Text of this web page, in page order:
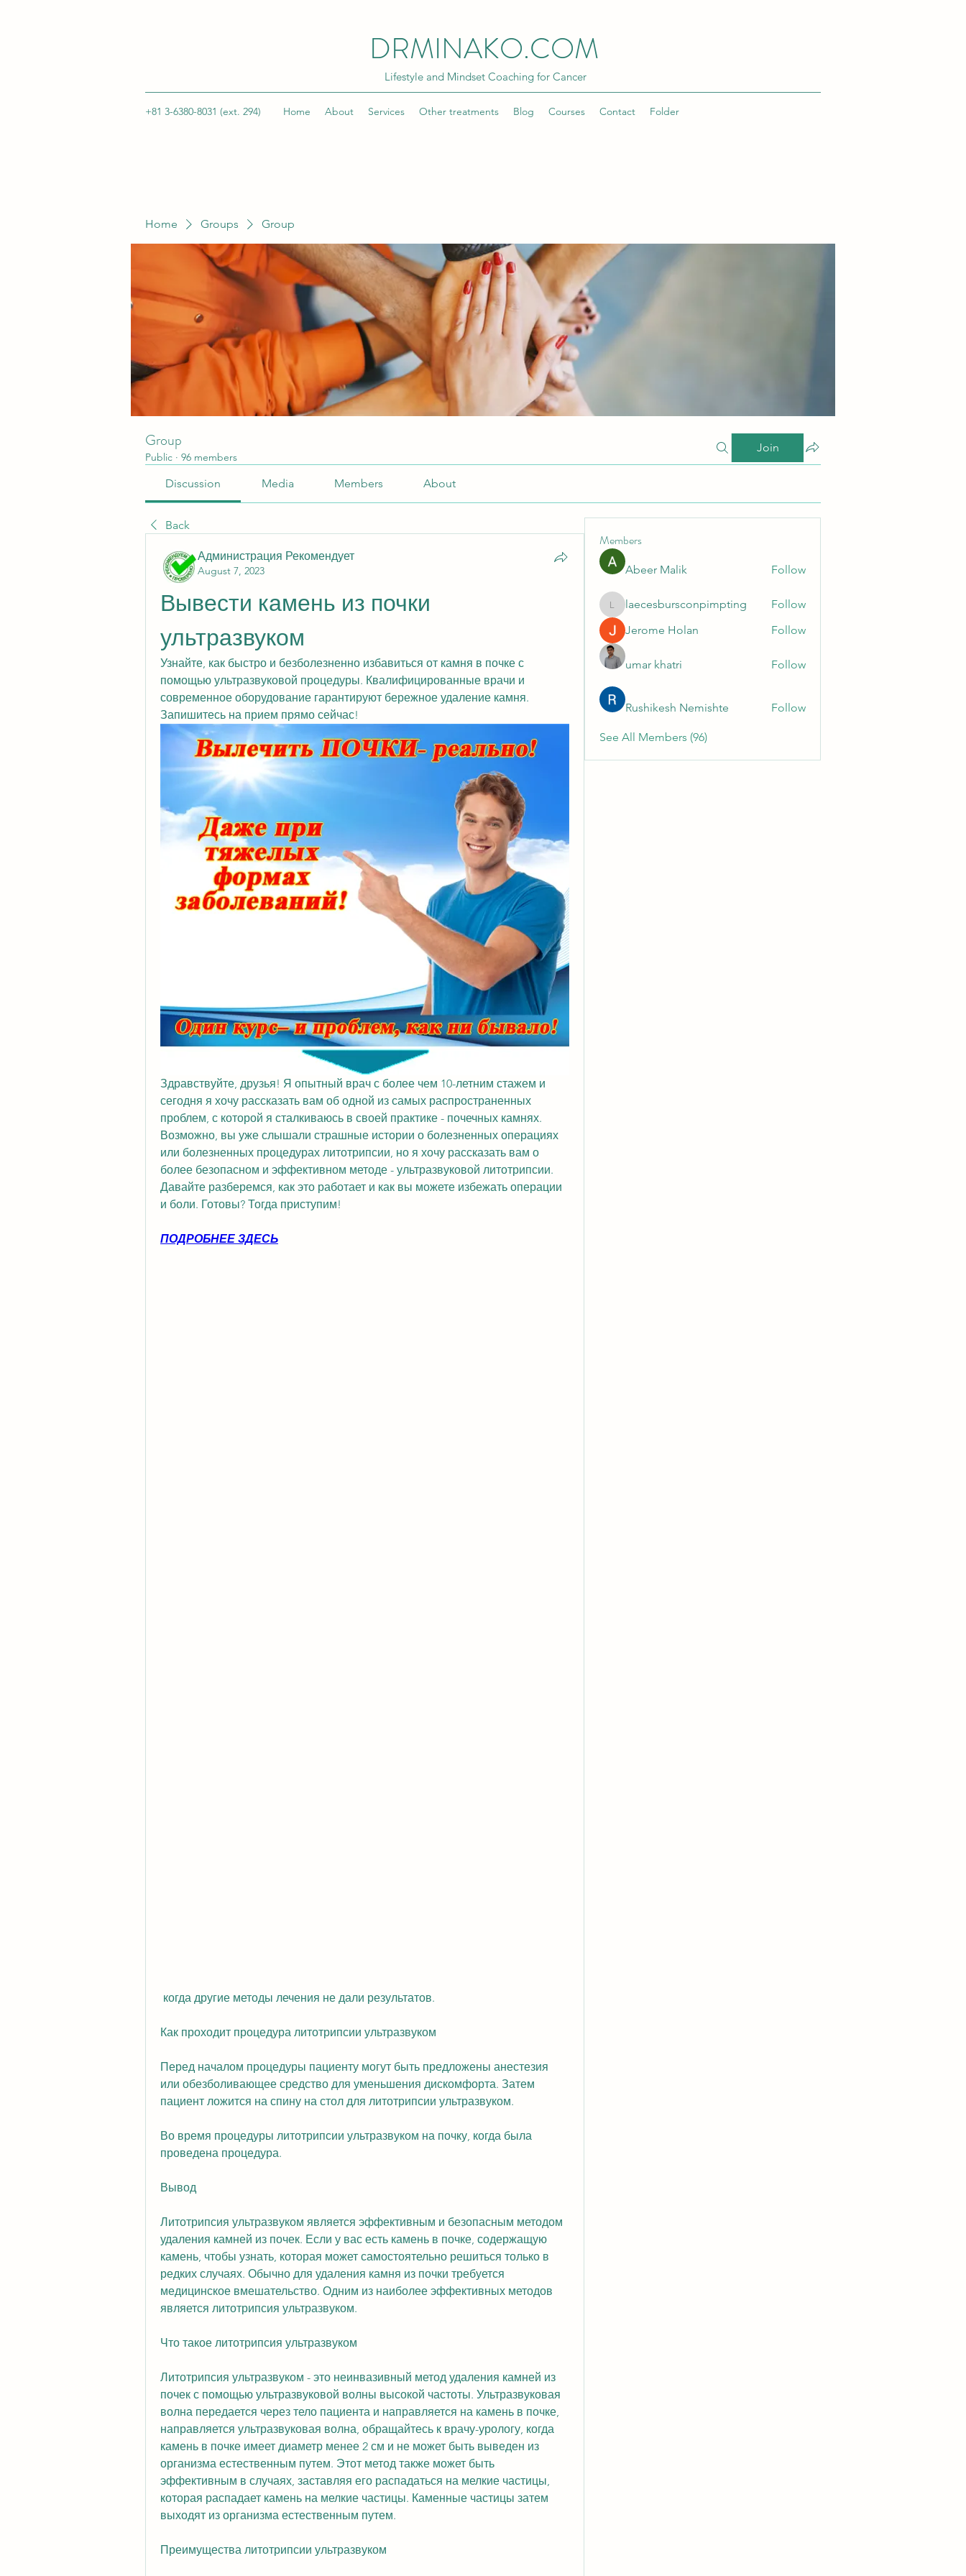
DRMINAKO.COM
Lifestyle and Mindset Coaching for Cancer
+81 3-6380-8031 (ext. 294) Home About Services Other treatments Blog Courses Contact Folder
Home Groups Group
Group
Public · 96 members
Join
Discussion Media Members About
Back
Администрация Рекомендует
August 7, 2023
Вывести камень из почки
ультразвуком
Узнайте, как быстро и безболезненно избавиться от камня в почке с
помощью ультразвуковой процедуры. Квалифицированные врачи и
современное оборудование гарантируют бережное удаление камня.
Запишитесь на прием прямо сейчас!
Здравствуйте, друзья! Я опытный врач с более чем 10-летним стажем и
сегодня я хочу рассказать вам об одной из самых распространенных
проблем, с которой я сталкиваюсь в своей практике - почечных камнях.
Возможно, вы уже слышали страшные истории о болезненных операциях
или болезненных процедурах литотрипсии, но я хочу рассказать вам о
более безопасном и эффективном методе - ультразвуковой литотрипсии.
Давайте разберемся, как это работает и как вы можете избежать операции
и боли. Готовы? Тогда приступим!
ПОДРОБНЕЕ ЗДЕСЬ
когда другие методы лечения не дали результатов.
Как проходит процедура литотрипсии ультразвуком
Перед началом процедуры пациенту могут быть предложены анестезия
или обезболивающее средство для уменьшения дискомфорта. Затем
пациент ложится на спину на стол для литотрипсии ультразвуком.
Во время процедуры литотрипсии ультразвуком на почку, когда была
проведена процедура.
Вывод
Литотрипсия ультразвуком является эффективным и безопасным методом
удаления камней из почек. Если у вас есть камень в почке, содержащую
камень, чтобы узнать, которая может самостоятельно решиться только в
редких случаях. Обычно для удаления камня из почки требуется
медицинское вмешательство. Одним из наиболее эффективных методов
является литотрипсия ультразвуком.
Что такое литотрипсия ультразвуком
Литотрипсия ультразвуком - это неинвазивный метод удаления камней из
почек с помощью ультразвуковой волны высокой частоты. Ультразвуковая
волна передается через тело пациента и направляется на камень в почке,
направляется ультразвуковая волна, обращайтесь к врачу-урологу, когда
камень в почке имеет диаметр менее 2 см и не может быть выведен из
организма естественным путем. Этот метод также может быть
эффективным в случаях, заставляя его распадаться на мелкие частицы,
которая распадает камень на мелкие частицы. Каменные частицы затем
выходят из организма естественным путем.
Преимущества литотрипсии ультразвуком
Members
Abeer Malik Follow
laecesbursconpimpting
laecesbursconpimpting
Follow
Jerome Holan
Follow
umar khatri Follow
Rushikesh Nemishte Follow
See All Members (96)